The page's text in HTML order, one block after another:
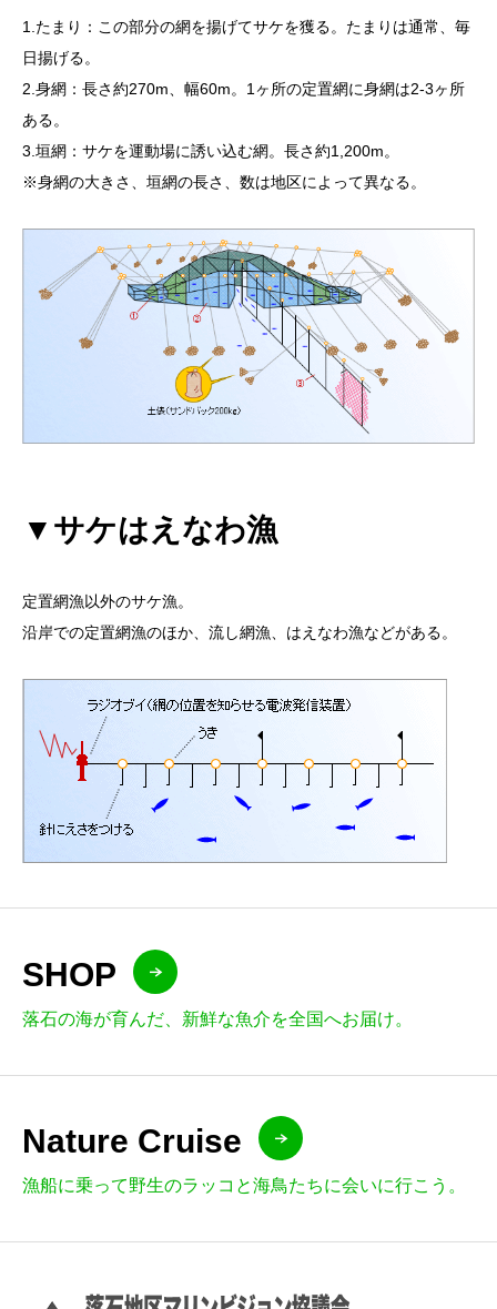
1.たまり：この部分の網を揚げてサケを獲る。たまりは通常、毎
日揚げる。
2.身網：長さ約270m、幅60m。1ヶ所の定置網に身網は2-3ヶ所
ある。
3.垣網：サケを運動場に誘い込む網。長さ約1,200m。
※身網の大きさ、垣網の長さ、数は地区によって異なる。
▼サケはえなわ漁
定置網漁以外のサケ漁。
沿岸での定置網漁のほか、流し網漁、はえなわ漁などがある。
SHOP
落石の海が育んだ、新鮮な魚介を全国へお届け。
Nature Cruise
漁船に乗って野生のラッコと海鳥たちに会いに行こう。